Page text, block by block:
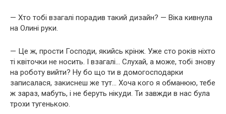
— Хто тобі взагалі порадив такий дизайн? — Віка кивнула
на Олині руки.
— Це ж, прости Господи, якийсь крінж. Уже сто років ніхто
ті квіточки не носить. І взагалі… Слухай, а може, тобі знову
на роботу вийти? Ну бо що ти в домогосподарки
записалася, закиснеш же тут… Хоча кого я обманюю, тебе
ж зараз, мабуть, і не беруть нікуди. Ти завжди в нас була
трохи тугенькою.